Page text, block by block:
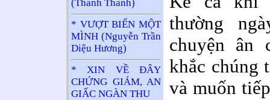
(Thanh Thanh)
* VƯỢT BIỂN MỘT
MÌNH (Nguyễn Trần
Diệu Hương)
* XIN VỀ ĐÂY
CHỨNG GIÁM, AN
GIẤC NGÀN THU
thường
chuyện ân
khắc chúng
và muốn